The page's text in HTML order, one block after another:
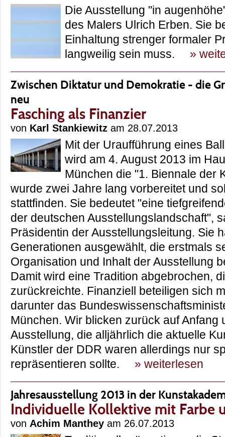
Die Ausstellung "in
des Malers Ulrich Erben. Sie
Einhaltung strenger formaler
langweilig sein muss. »
Zwischen Diktatur und Demokratie - die
neu
Fasching als Finanzier
von Karl Stankiewitz am 28.07.2013
Mit der Uraufführung eines
wird am 4. August 2013 im
München die "1. Biennale der
wurde zwei Jahre lang vorbereitet und
stattfinden. Sie bedeutet "eine
der deutschen Ausstellungslandschaft",
Präsidentin der Ausstellungsleitung. Sie
Generationen ausgewählt, die erstmals
Organisation und Inhalt der Ausstellung
Damit wird eine Tradition abgebrochen,
zurückreichte. Finanziell beteiligen sich
darunter das
München. Wir blicken zurück auf Anfang
Ausstellung, die alljährlich die aktuelle
Künstler der DDR waren allerdings nur
repräsentieren sollte. » weiterlesen
Jahresausstellung 2013 in der
Individuelle Kollektive mit Farbe
von Achim Manthey am 26.07.2013